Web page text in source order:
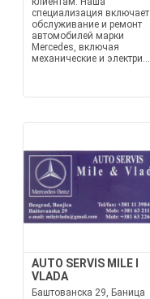
специализация включает
обслуживание и ремонт
автомобилей марки
Mercedes, включая
механические и электри...
AUTO SERVIS MILE I
VLADA
Баштованска 29, Баница